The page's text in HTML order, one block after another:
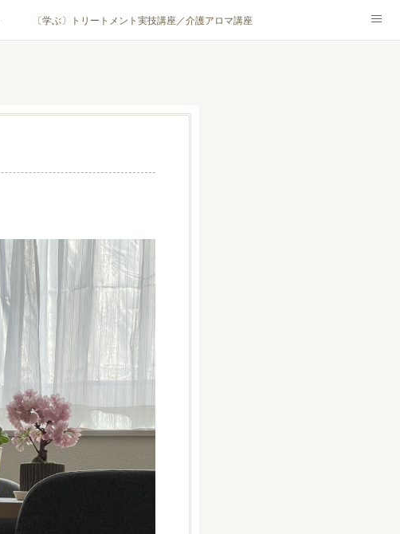
〔学ぶ〕トリートメント実技講座／介護アロマ講座